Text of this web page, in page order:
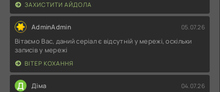
ЗАХИСТИТИ АЙДОЛА
AdminAdmin 05.07.26
Вітаємо Вас, даний серіал є відсутній у мережі, оскільки
записів у мережі
ВІТЕР КОХАННЯ
Д Діма 04.07.26